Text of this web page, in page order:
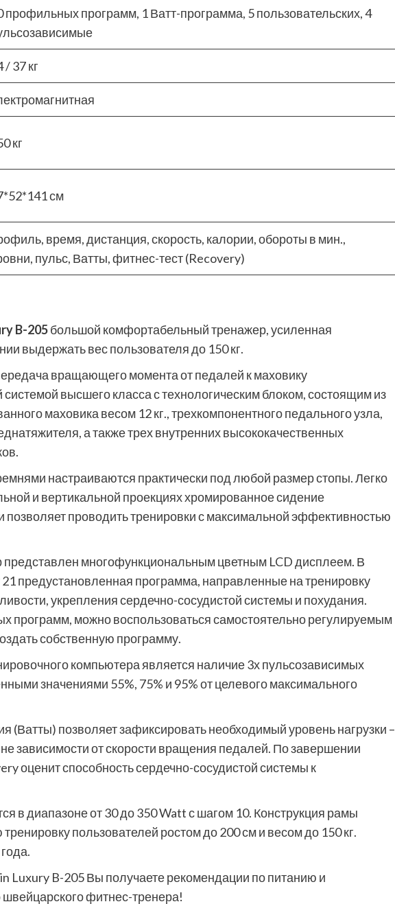
профильных программ, 1 Ватт-программа, 5 пользовательских, 4
/ 37 кг
кг
см
время, дистанция, скорость, калории, обороты в мин.,
пульс, Ватты, фитнес-тест (Recovery)
B-205большой комфортабельный тренажер, усиленная
выдержать вес пользователя до 150 кг.
вращающего момента от педалей к маховику
высшего класса с технологическим блоком, состоящим из
маховика весом 12 кг., трехкомпонентного педального узла,
а также трех внутренних высококачественных
настраиваются практически под любой размер стопы. Легко
и вертикальной проекциях хромированное сидение
проводить тренировки с максимальной эффективностью
многофункциональным цветным LCD дисплеем. В
предустановленная программа, направленные на тренировку
укрепления сердечно-сосудистой системы и похудания.
программ, можно воспользоваться самостоятельно регулируемым
собственную программу.
компьютера является наличие 3х пульсозависимых
значениями 55%, 75% и 95% от целевого максимального
(Ватты) позволяет зафиксировать необходимый уровень нагрузки –
зависимости от скорости вращения педалей. По завершении
оценит способность сердечно-сосудистой системы к
в диапазоне от 30 до 350 Watt с шагом 10. Конструкция рамы
пользователей ростом до 200 см и весом до 150 кг.
Luxury B-205 Вы получаете рекомендации по питанию и
швейцарского фитнес-тренера!